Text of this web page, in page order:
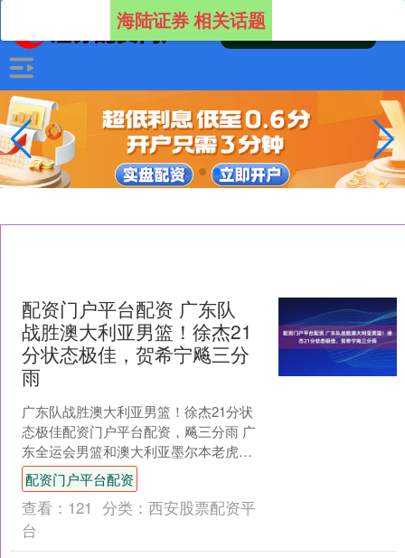
海陆证券 相关话题
配资门户平台配资 广东队
战胜澳大利亚男篮！徐杰21
分状态极佳，贺希宁飚三分
雨
广东队战胜澳大利亚男篮！徐杰21分状
态极佳配资门户平台配资，飚三分雨 广
东全运会男篮和澳大利亚墨尔本老虎队
的热身赛拉开战幕，这场比赛，广东全
运会男篮除了赵睿和崔....
配资门户平台配资
查看： 121 分类： 西安股票配资平
台